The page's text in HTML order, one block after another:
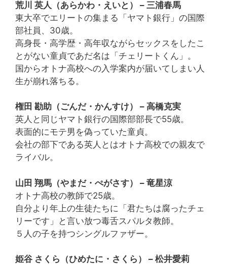
荒川 英人（あらかわ・えいと） – 三浦春馬
東大卒でエリートの集まる「ヤマト銀行」の国際
部社員、30歳。
高身長・高学歴・高年収ながらセックスをしたこ
とがない童貞であだ名は「チェリートくん」。
国からオトナ高校への入学案内が届いてしまい人
生が崩れ落ちる。
権田 勘助（ごんだ・かんすけ） – 高橋克実
英人と同じヤマト銀行の国際部部長で55歳。
表面的にモテ男を偽っていた童貞。
会社の部下である英人とはオトナ高校での親友で
ライバル。
山田 翔馬（やまだ・ぺがさす） – 竜星涼
オトナ高校の教師で25歳。
自分より年上の生徒たちに「君たちは腐ったチェ
リーです」と言い放つ毒舌スパルタ教師。
５人の子を持つシングルファザー。
姫谷 さくら（ひめたに・さくら） – 松井愛莉